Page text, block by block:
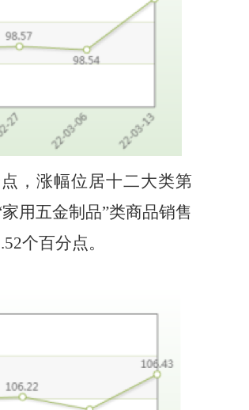
，涨幅位居十二大类第
家用五金制品”类商品销售
个百分点。